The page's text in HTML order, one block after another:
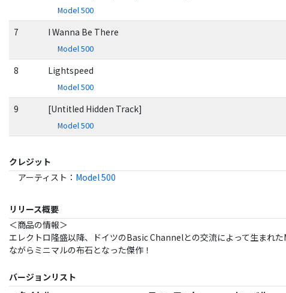
Model 500
7 I Wanna Be There
Model 500
8 Lightspeed
Model 500
9 [Untitled Hidden Track]
Model 500
クレジット
アーティスト ： Model 500
リリース概要
＜商品の情報＞
エレクトロ隆盛以降、ドイツのBasic Channelとの交流によって生まれ
ながらミニマルの布石となった傑作！
バージョンリスト